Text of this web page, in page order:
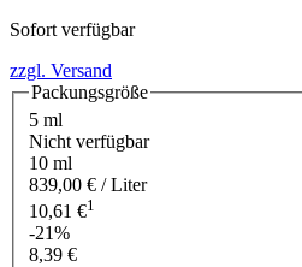
Sofort verfügbar
zzgl. Versand
Packungsgröße
5 ml
Nicht verfügbar
10 ml
839,00 € / Liter
10,61 €1
-21%
8,39 €